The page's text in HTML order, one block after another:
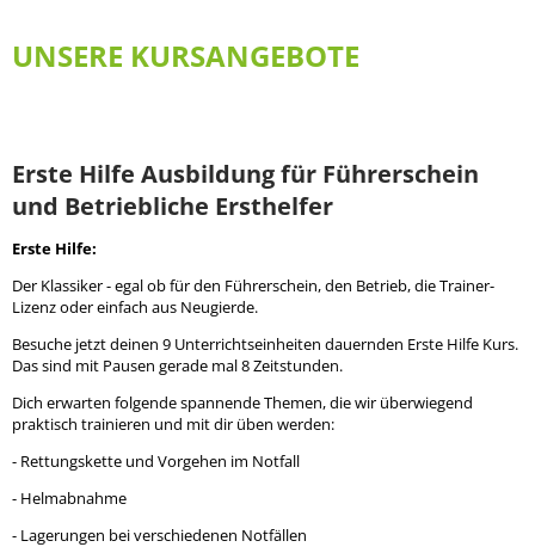
UNSERE KURSANGEBOTE
Erste Hilfe Ausbildung für Führerschein
und Betriebliche Ersthelfer
Erste Hilfe:
Der Klassiker - egal ob für den Führerschein, den Betrieb, die Trainer-
Lizenz oder einfach aus Neugierde.
Besuche jetzt deinen 9 Unterrichtseinheiten dauernden Erste Hilfe Kurs.
Das sind mit Pausen gerade mal 8 Zeitstunden.
Dich erwarten folgende spannende Themen, die wir überwiegend
praktisch trainieren und mit dir üben werden:
- Rettungskette und Vorgehen im Notfall
- Helmabnahme
- Lagerungen bei verschiedenen Notfällen